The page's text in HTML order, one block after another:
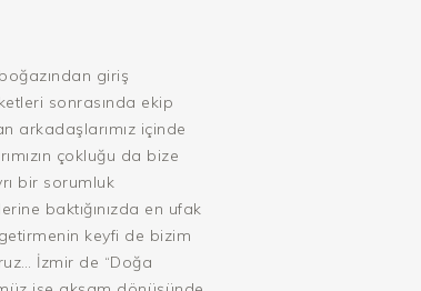
giriş
sonrasında ekip
arkadaşlarımız içinde
çokluğu da bize
bir sorumluk
baktığınızda en ufak
keyfi de bizim
İzmir de “Doğa